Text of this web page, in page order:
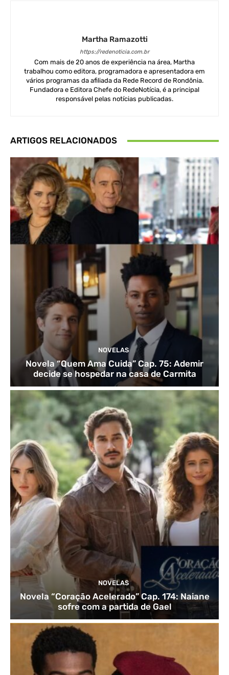
Martha Ramazotti
https://redenoticia.com.br
Com mais de 20 anos de experiência na área, Martha
trabalhou como editora, programadora e apresentadora em
vários programas da afiliada da Rede Record de Rondônia.
Fundadora e Editora Chefe do RedeNotícia, é a principal
responsável pelas notícias publicadas.
ARTIGOS RELACIONADOS
NOVELAS
Novela “Quem Ama Cuida” Cap. 75: Ademir
decide se hospedar na casa de Carmita
NOVELAS
Novela “Coração Acelerado” Cap. 174: Naiane
sofre com a partida de Gael